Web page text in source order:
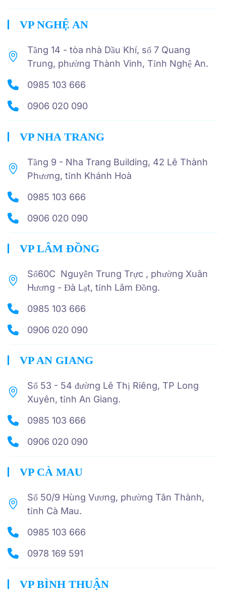
VP NGHỆ AN
Tầng 14 - tòa nhà Dầu Khí, số 7 Quang
Trung, phường Thành Vinh, Tỉnh Nghệ An.
0985 103 666
0906 020 090
VP NHA TRANG
Tầng 9 - Nha Trang Building, 42 Lê Thành
Phương, tỉnh Khánh Hoà
0985 103 666
0906 020 090
VP LÂM ĐỒNG
Số60C Nguyễn Trung Trực , phường Xuân
Hương - Đà Lạt, tỉnh Lâm Đồng.
0985 103 666
0906 020 090
VP AN GIANG
Số 53 - 54 đường Lê Thị Riêng, TP Long
Xuyên, tỉnh An Giang.
0985 103 666
0906 020 090
VP CÀ MAU
Số 50/9 Hùng Vương, phường Tân Thành,
tỉnh Cà Mau.
0985 103 666
0978 169 591
VP BÌNH THUẬN